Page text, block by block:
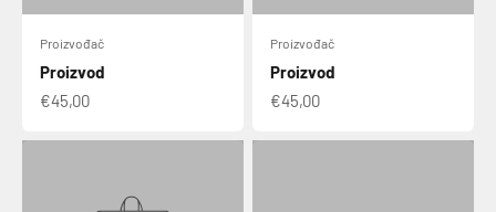
Proizvođač
Proizvod
€45,00
Proizvođač
Proizvod
€45,00